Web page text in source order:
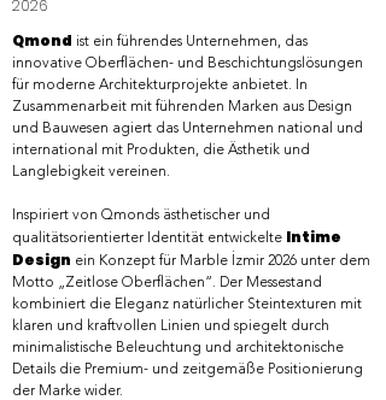
2026
Qmond ist ein führendes Unternehmen, das
innovative Oberflächen- und Beschichtungslösungen
für moderne Architekturprojekte anbietet. In
Zusammenarbeit mit führenden Marken aus Design
und Bauwesen agiert das Unternehmen national und
international mit Produkten, die Ästhetik und
Langlebigkeit vereinen.
Inspiriert von Qmonds ästhetischer und
qualitätsorientierter Identität entwickelte Intime
Design ein Konzept für Marble İzmir 2026 unter dem
Motto „Zeitlose Oberflächen“. Der Messestand
kombiniert die Eleganz natürlicher Steintexturen mit
klaren und kraftvollen Linien und spiegelt durch
minimalistische Beleuchtung und architektonische
Details die Premium- und zeitgemäße Positionierung
der Marke wider.